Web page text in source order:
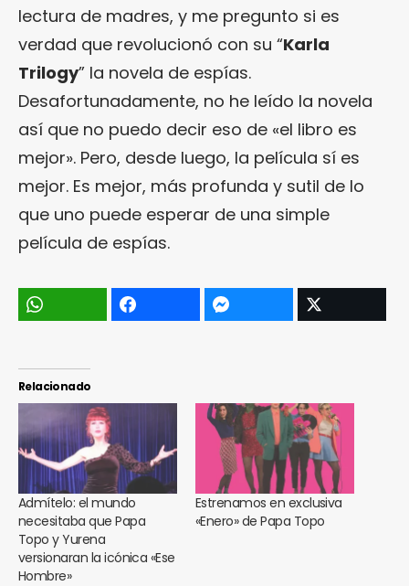
lectura de madres, y me pregunto si es
verdad que revolucionó con su “Karla
Trilogy” la novela de espías.
Desafortunadamente, no he leído la novela
así que no puedo decir eso de «el libro es
mejor». Pero, desde luego, la película sí es
mejor. Es mejor, más profunda y sutil de lo
que uno puede esperar de una simple
película de espías.
Relacionado
Admítelo: el mundo
necesitaba que Papa
Topo y Yurena
versionaran la icónica «Ese
Hombre»
Estrenamos en exclusiva
«Enero» de Papa Topo